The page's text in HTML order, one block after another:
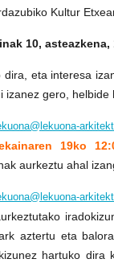
Kultur
10, asteazkena,
eta interesa
izanez gero,
19ko
aurkeztu ahal
aztertu eta
hartuko dira